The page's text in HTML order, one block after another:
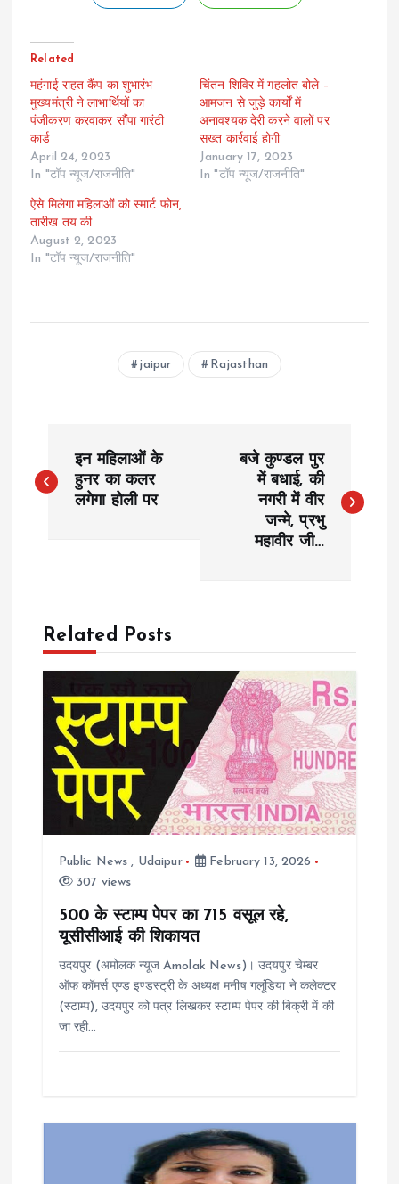
Related
महंगाई राहत कैंप का शुभारंभ
मुख्यमंत्री ने लाभार्थियों का
पंजीकरण करवाकर सौंपा गारंटी
कार्ड
April 24, 2023
In "टॉप न्यूज/राजनीति"
चिंतन शिविर में गहलोत बोले –
आमजन से जुड़े कार्यों में
अनावश्यक देरी करने वालों पर
सख्त कार्रवाई होगी
January 17, 2023
In "टॉप न्यूज/राजनीति"
ऐसे मिलेगा महिलाओं को स्मार्ट फोन,
तारीख तय की
August 2, 2023
In "टॉप न्यूज/राजनीति"
jaipur Rajasthan
o
n
a
a
इन महिलाओं के
हुनर का कलर
लगेगा होली पर
बजे कुण्डल पुर
में बधाई, की
नगरी में वीर
जन्मे, प्रभु
महावीर जी…
Related Posts
Public News , Udaipur
February 13, 2026
307 views
500 के स्टाम्प पेपर का 715 वसूल रहे,
यूसीसीआई की शिकायत
उदयपुर (अमोलक न्यूज Amolak News)। उदयपुर चेम्बर
ऑफ कॉमर्स एण्ड इण्डस्ट्री के अध्यक्ष मनीष गलूंडिया ने कलेक्टर
(स्टाम्प), उदयपुर को पत्र लिखकर स्टाम्प पेपर की बिक्री में की
जा रही…